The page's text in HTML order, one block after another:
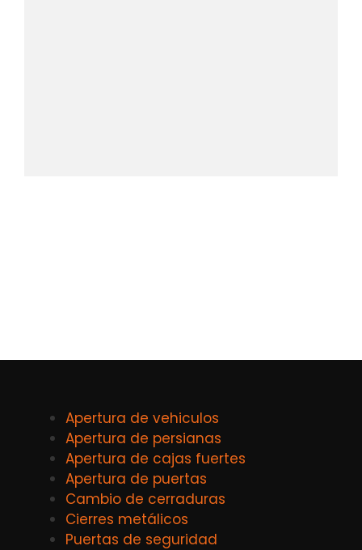
Apertura de vehiculos
Apertura de persianas
Apertura de cajas fuertes
Apertura de puertas
Cambio de cerraduras
Cierres metálicos
Puertas de seguridad